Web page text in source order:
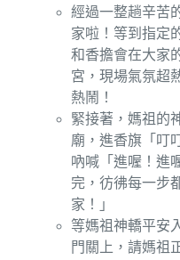
經過一整趟辛苦
家啦！等到指定
和香擔會在大家
宮，現場氣氛超
熱鬧！
緊接著，媽祖的
廟，進香旗「叮
吶喊「進喔！進
完，彷彿每一步
家！」
等媽祖神轎平安
門關上，請媽祖